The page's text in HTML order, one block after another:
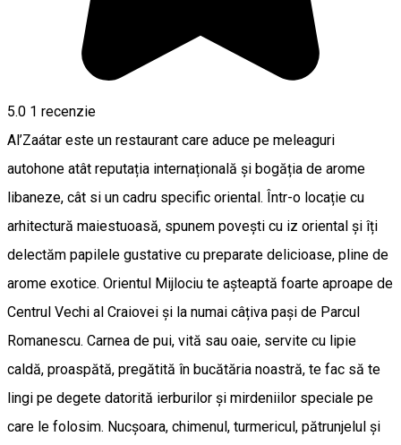
5.0 1 recenzie
Al’Zaátar este un restaurant care aduce pe meleaguri
autohone atât reputația internațională și bogăția de arome
libaneze, cât si un cadru specific oriental. Într-o locație cu
arhitectură maiestuoasă, spunem povești cu iz oriental și îți
delectăm papilele gustative cu preparate delicioase, pline de
arome exotice. Orientul Mijlociu te așteaptă foarte aproape de
Centrul Vechi al Craiovei și la numai câțiva pași de Parcul
Romanescu. Carnea de pui, vită sau oaie, servite cu lipie
caldă, proaspătă, pregătită în bucătăria noastră, te fac să te
lingi pe degete datorită ierburilor și mirdeniilor speciale pe
care le folosim. Nucșoara, chimenul, turmericul, pătrunjelul și